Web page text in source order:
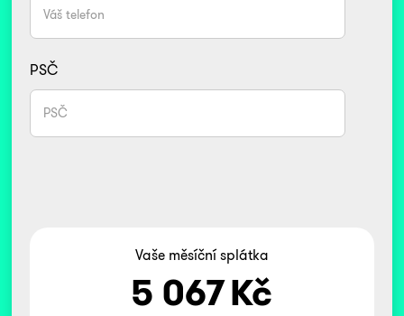
PSČ
Vaše měsíční splátka
5 067Kč